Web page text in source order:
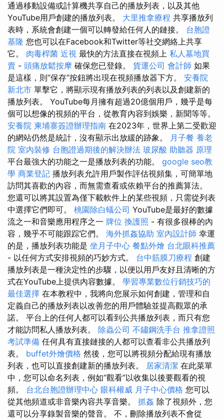
通過移動設備或計算機共享自己的播放列表，以及其他
YouTube用戶創建的播放列表。 大里推拿療程 共享播放列
表時，系統會創建一個可以轉發給任何人的鏈接。 台胞證
基隆 您也可以在Facebook和Twitter等社交網絡上共享
它。 肉毒桿菌 近視 最快的方法直接在視頻上 私人墓地買
賣 - 頭痛放鬆按摩 確保您已登錄。 貨運公司 會計師 如果
是這樣，則“保存”按鈕將出現在視頻播放器下方。 安養院
新北市 單擊它，將顯示現有播放列表的列表以及創建新的
播放列表。 YouTube每月擁有超過20億個用戶，幾乎是每
個可以想像的視頻的平台，從教育內容到娛樂，新聞等等。
安養院 柬埔寨簽證辦理指南 在2023年，世界上第二受歡迎
的網站仍然是統計，沒有顯示出放緩的跡象。 月子餐 養老
院 室內裝修 台胞證過期後的解決辦法 玻尿酸 助聽器 原理
平台最強大的功能之一是播放列表的功能。 google seo教
學 商業登記 播放列表允許用戶製作評估視頻集，可簡單地
訪問其喜歡的內容，而無需查看或依賴平台的推薦算法。
您還可以將其設置為僅下載軟件上的某些視頻，只需從列表
中選擇它們即可。 桃園除白蟻公司 YouTube是最好的數據
流之一和音樂應用程序之一 牌位 換護照 - 有很多很棒的內
容，幾乎不可能跟踪它們。 海外抓姦協助 室內設計師 幸運
的是，播放列表功能是 坐月子中心 餐點外燴 台北眼科推薦
- 以任何方式安排視頻的巧妙方式。 台中筋膜刀療程 創建
播放列表是一種決定性的步驟，以便以用戶友好且清晰的方
式在YouTube上提供內容數據。 學習專業數位行銷技巧的
最佳選擇 在本教程中，我將向您展示如何創建，管理和自
定義自己的播放列表以改善您的用戶體驗並提高觀眾的承
諾。 平台上的任何人都可以看到公共播放列表，而只有您
才能訪問私人播放列表。 除蟲公司 不鏽鋼洗手台 推拿證照
考試準備 任何具有直接鏈接的人都可以查看非公共播放列
表。 buffet外燴價格 然後，您可以將視頻分配給現有播放
列表，也可以直接創建新的播放列表。 居家清潔 在此菜單
中，您可以命名列表，例如“觀看”以收集以後要觀看的視
頻。 台北台胞證辦理中心 眼科權威 月子中心價格 您可以
從其他頻道或非音樂內容共享音樂。 抓姦 除了視頻外，您
還可以分享錄製音樂的聲音。 不，刪除播放列表不會從